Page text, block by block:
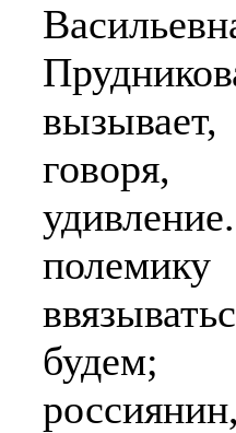
говоря,
полемику
будем;